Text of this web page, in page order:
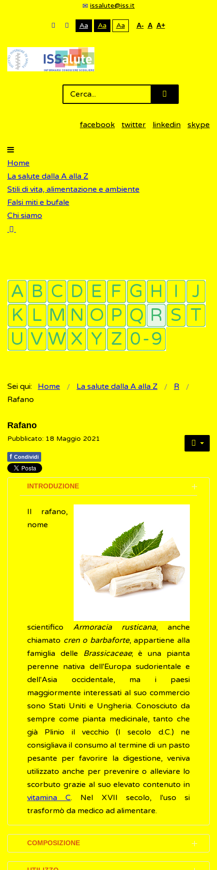
issalute@iss.it
Aa Aa Aa A- A A+
facebook twitter linkedin skype
Home
La salute dalla A alla Z
Stili di vita, alimentazione e ambiente
Falsi miti e bufale
Chi siamo
Sei qui: Home La salute dalla A alla Z
R
Rafano
Rafano
Pubblicato: 18 Maggio 2021
f Condividi
INTRODUZIONE
Il rafano,
nome
scientifico Armoracia rusticana, anche
chiamato cren o barbaforte, appartiene alla
famiglia delle Brassicaceae; è una pianta
perenne nativa dell'Europa sudorientale e
dell'Asia occidentale, ma i paesi
maggiormente interessati al suo commercio
sono Stati Uniti e Ungheria. Conosciuto da
sempre come pianta medicinale, tanto che
già Plinio il vecchio (I secolo d.C.) ne
consigliava il consumo al termine di un pasto
pesante per favorire la digestione, veniva
utilizzato anche per prevenire o alleviare lo
scorbuto grazie al suo elevato contenuto in
vitamina C. Nel XVII secolo, l'uso si
trasformò da medico ad alimentare.
COMPOSIZIONE